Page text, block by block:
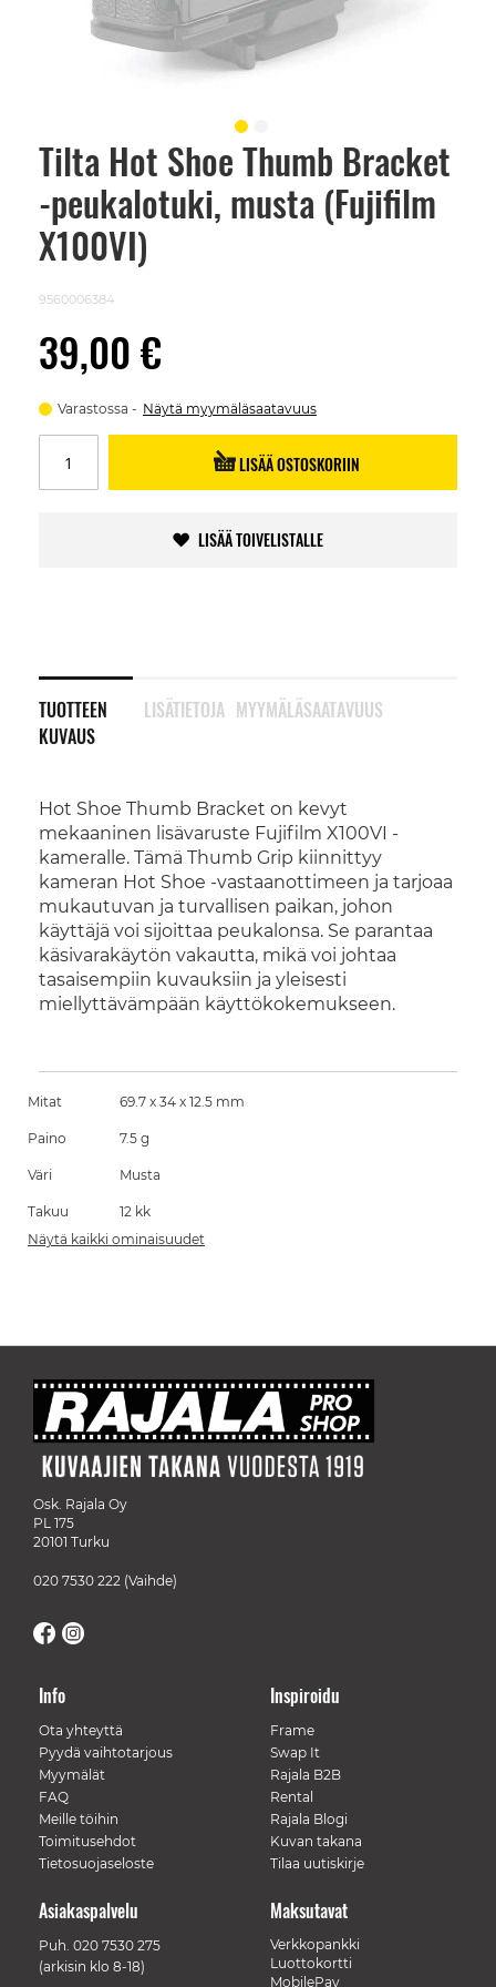
Tilta Hot Shoe Thumb Bracket
-peukalotuki, musta (Fujifilm
X100VI)
9560006384
39,00 €
Varastossa Näytä myymäläsaatavuus
LISÄÄ OSTOSKORIIN
LISÄÄ TOIVELISTALLE
TUOTTEEN
KUVAUS
Hot Shoe Thumb Bracket on kevyt
mekaaninen lisävaruste Fujifilm X100VI -
kameralle. Tämä Thumb Grip kiinnittyy
kameran Hot Shoe -vastaanottimeen ja tarjoaa
mukautuvan ja turvallisen paikan, johon
käyttäjä voi sijoittaa peukalonsa. Se parantaa
käsivarakäytön vakautta, mikä voi johtaa
tasaisempiin kuvauksiin ja yleisesti
miellyttävämpään käyttökokemukseen.
LISÄTIETOJA MYYMÄLÄSAATAVUUS
Skip
beginning
images
Mitat 69.7 x 34 x 12.5 mm
Paino 7.5 g
Väri Musta
Takuu
12 kk
Näytä kaikki ominaisuudet
Osk. Rajala Oy
PL 175
20101 Turku
020 7530 222 (Vaihde)
Info
Ota yhteyttä
Pyydä vaihtotarjous
Myymälät
FAQ
Meille töihin
Toimitusehdot
Tietosuojaseloste
Inspiroidu
Frame
Swap It
Rajala B2B
Rental
Rajala Blogi
Kuvan takana
Tilaa uutiskirje
Maksutavat
Verkkopankki
Luottokortti
MobilePay
Asiakaspalvelu
Puh. 020 7530 275
(arkisin klo 8-18)